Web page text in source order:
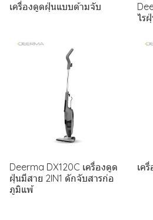
เครื่องดูดฝุ่นแบบด้ามจับ
ไร
Deerma DX120C เครื่องดูด
ฝุ่นมีสาย 2IN1 ดักจับสารก่อ
ภูมิแพ้
เค